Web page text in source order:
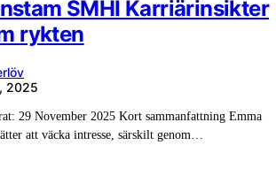
SMHI Karriärinsikter
rykten
2025
29 November 2025 Kort sammanfattning Emma
att väcka intresse, särskilt genom…